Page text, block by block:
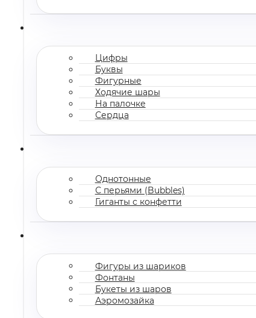
Цифры
Буквы
Фигурные
Ходячие шары
На палочке
Сердца
Однотонные
С перьями (Bubbles)
Гиганты с конфетти
Фигуры из шариков
Фонтаны
Букеты из шаров
Аэромозайка